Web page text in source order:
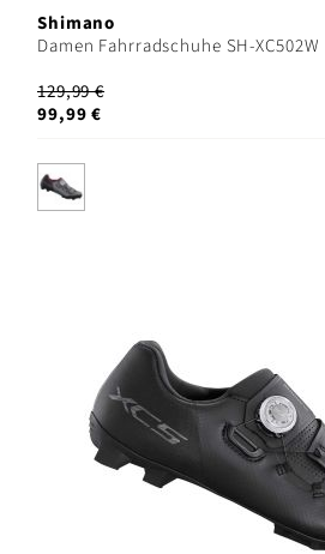
Shimano
Damen Fahrradschuhe SH-XC502W
129,99 €
99,99 €